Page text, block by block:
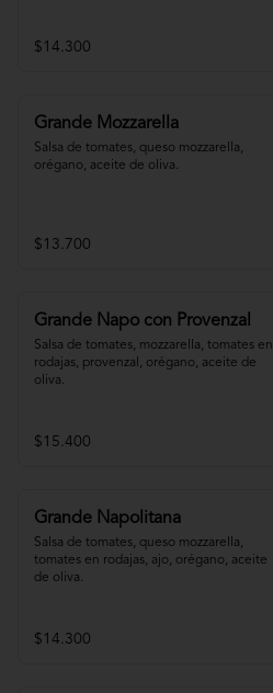
$14.300
Grande Mozzarella
Salsa de tomates, queso mozzarella,
orégano, aceite de oliva.
$13.700
Grande Napo con Provenzal
Salsa de tomates, mozzarella, tomates en
rodajas, provenzal, orégano, aceite de
oliva.
$15.400
Grande Napolitana
Salsa de tomates, queso mozzarella,
tomates en rodajas, ajo, orégano, aceite
de oliva.
$14.300